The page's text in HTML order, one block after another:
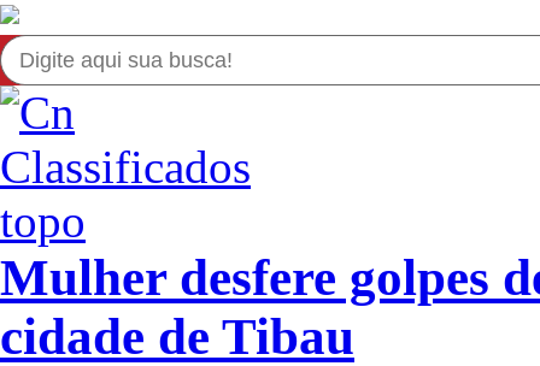
Mulher desfere golpes
cidade de Tibau